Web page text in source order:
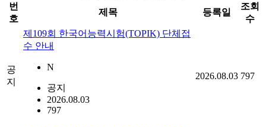
번
호
제목 등록일
조회
수
공
지
제109회 한국어능력시험(TOPIK) 단체접
수 안내
N
공지
2026.08.03
797
2026.08.03 797